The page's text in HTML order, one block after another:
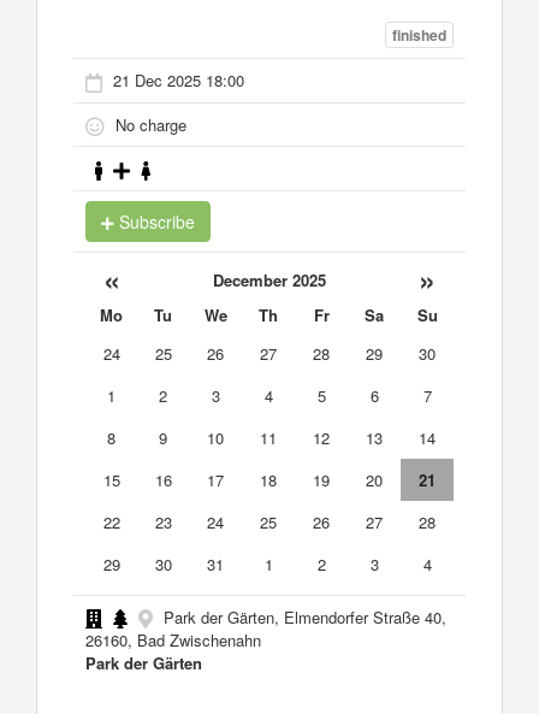
finished
21 Dec 2025 18:00
No charge
Subscribe
« December 2025 »
Mo Tu We Th Fr Sa
Su
24
25 26 27 28 29
30
1
2 3 4 5 6
7
8
9 10 11 12 13
14
15
16 17 18 19 20
21
22
23 24 25 26 27
28
29
30 31 1 2 3 4
Park der Gärten, Elmendorfer Straße 40,
26160, Bad Zwischenahn
Park der Gärten